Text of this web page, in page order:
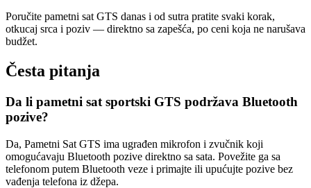
Poručite pametni sat GTS danas i od sutra pratite svaki korak,
otkucaj srca i poziv — direktno sa zapešća, po ceni koja ne narušava
budžet.
Česta pitanja
Da li pametni sat sportski GTS podržava Bluetooth
pozive?
Da, Pametni Sat GTS ima ugrađen mikrofon i zvučnik koji
omogućavaju Bluetooth pozive direktno sa sata. Povežite ga sa
telefonom putem Bluetooth veze i primajte ili upućujte pozive bez
vađenja telefona iz džepa.